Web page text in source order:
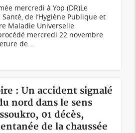
mercredi à Yop (DR)Le
de l’Hygiène Publique et
Maladie Universelle
mercredi 22 novembre
de...
: Un accident signalé
nord dans le sens
01 décès,
de la chaussée